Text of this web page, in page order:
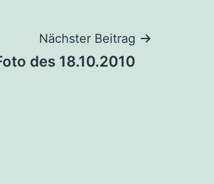
Nächster Beitrag
des 18.10.2010